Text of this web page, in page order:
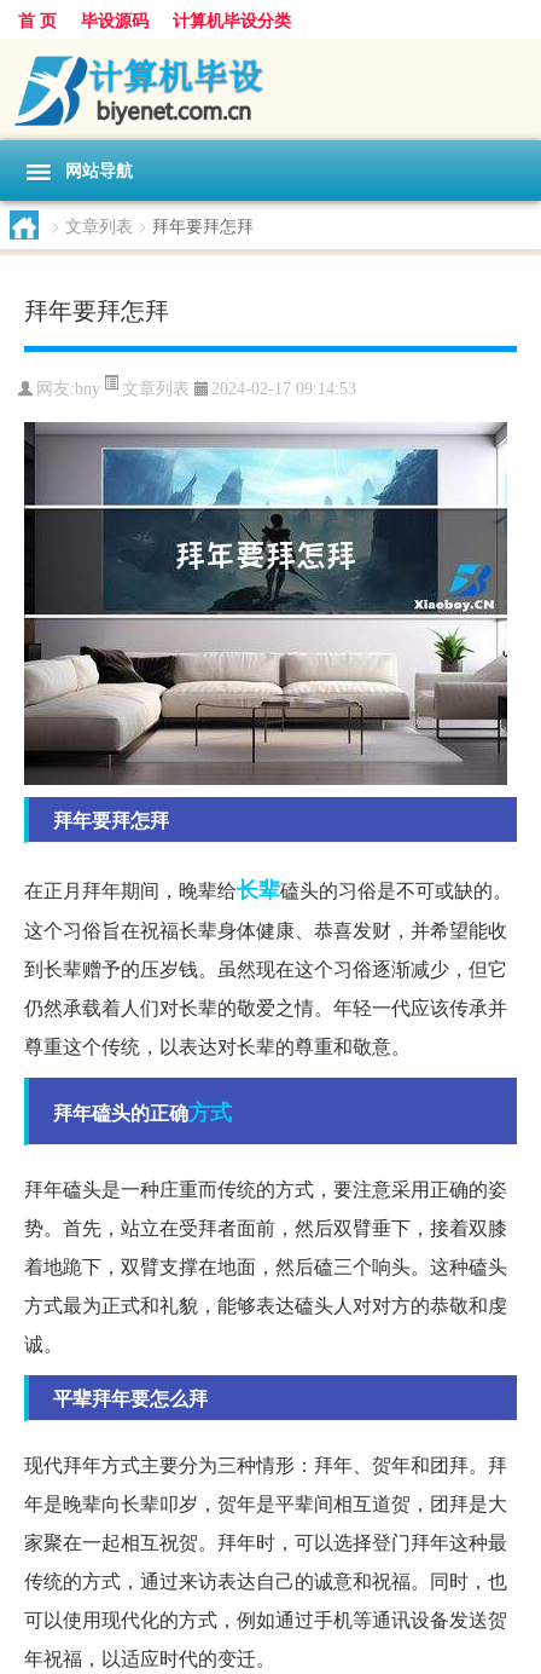
首 页 毕设源码 计算机毕设分类
网站导航
> 文章列表 > 拜年要拜怎拜
拜年要拜怎拜
网友:bny 文章列表 2024-02-17 09:14:53
拜年要拜怎拜
在正月拜年期间，晚辈给长辈磕头的习俗是不可或缺的。
这个习俗旨在祝福长辈身体健康、恭喜发财，并希望能收
到长辈赠予的压岁钱。虽然现在这个习俗逐渐减少，但它
仍然承载着人们对长辈的敬爱之情。年轻一代应该传承并
尊重这个传统，以表达对长辈的尊重和敬意。
拜年磕头的正确方式
拜年磕头是一种庄重而传统的方式，要注意采用正确的姿
势。首先，站立在受拜者面前，然后双臂垂下，接着双膝
着地跪下，双臂支撑在地面，然后磕三个响头。这种磕头
方式最为正式和礼貌，能够表达磕头人对对方的恭敬和虔
诚。
平辈拜年要怎么拜
现代拜年方式主要分为三种情形：拜年、贺年和团拜。拜
年是晚辈向长辈叩岁，贺年是平辈间相互道贺，团拜是大
家聚在一起相互祝贺。拜年时，可以选择登门拜年这种最
传统的方式，通过来访表达自己的诚意和祝福。同时，也
可以使用现代化的方式，例如通过手机等通讯设备发送贺
年祝福，以适应时代的变迁。